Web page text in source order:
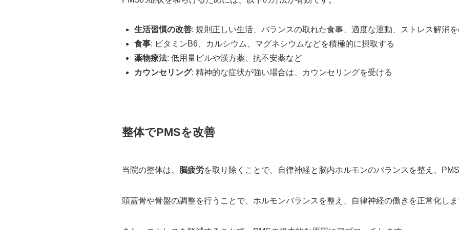
生活習慣の改善: 規則正しい生活、バランスの取れた食事、適度な運動、ストレス解消
食事: ビタミンB6、カルシウム、マグネシウムなどを積極的に摂取する
薬物療法: 低用量ピルや漢方薬、抗不安薬など
カウンセリング: 精神的な症状が強い場合は、カウンセリングを受ける
整体でPMSを改善
当院の整体は、 脳疲労を取り除くことで、自律神経と脳内ホルモンのバランスを整え、
頭蓋骨や骨盤の調整を行うことで、ホルモンバランスを整え、自律神経の働きを正常化しま